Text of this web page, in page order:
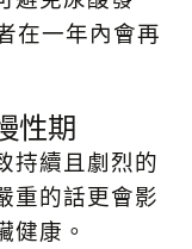
在一年內會再
性期
持續且劇烈的
重的話更會影
健康。